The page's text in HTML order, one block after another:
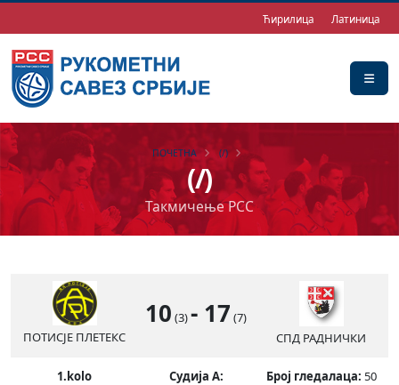
Ћирилица Латиница
(/)
Такмичење РСС
ПОЧЕТНА (/)
ПОТИСЈЕ ПЛЕТЕКС
10 (3)- 17 (7)
СПД РАДНИЧКИ
1.kolo
Судија А:
Број гледалаца: 50